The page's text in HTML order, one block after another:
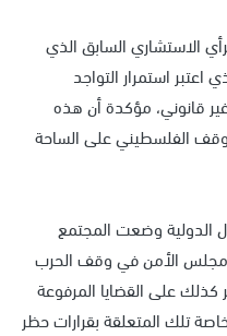
الاستشاري السابق الذي
في صيف 2024، والذي اعتبر استمرار التواجد
قانوني، مؤكدة أن هذه
الفلسطيني على الساحة
الدولية وضعت المجتمع
مجلس الأمن في وقف الحرب
كذلك على القضايا المرفوعة
تلك المتعلقة بقرارات حظر